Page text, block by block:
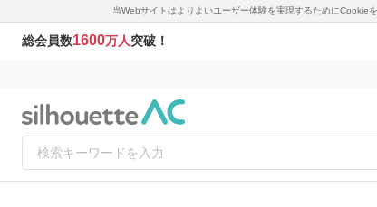
当Webサイトはよりよいユーザー体験を実現するためにCookie
総会員数1600万人突破！